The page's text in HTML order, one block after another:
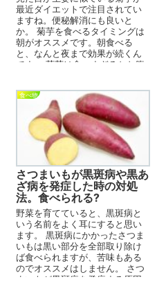
最近ダイエットで注目されてい
ますね。便秘解消にも良いと
か。 菊芋を食べるタイミングは
朝がオススメです。朝食べる
と、なんと夜まで効果が続くん
です。 菊芋は食べすぎるとお腹
食べ物
さつまいもが黒斑病や黒あ
ざ病を発症した時の対処
法。食べられる?
野菜を育てていると、黒斑病と
いう名前をよく耳にすると思い
ます。 黒斑病にかかったさつま
いもは黒い部分を全部取り除け
ば食べられますが、苦味もある
のでオススメはしません。 さつ
まいもが黒斑病を発症する原因